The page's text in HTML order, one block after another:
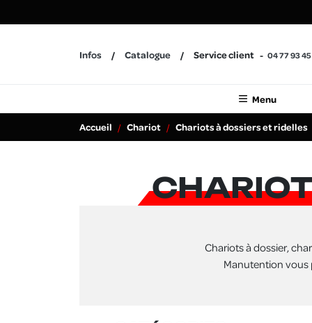
Infos Catalogue Service client 04 77 93
Menu
Accueil Chariot Chariots à dossiers et ridelles
Chariots à dossier,
Manutention vous